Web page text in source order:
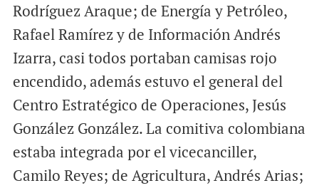
Rodríguez Araque; de Energía y Petróleo,
Rafael Ramírez y de Información Andrés
Izarra, casi todos portaban camisas rojo
encendido, además estuvo el general del
Centro Estratégico de Operaciones, Jesús
González González. La comitiva colombiana
estaba integrada por el vicecanciller,
Camilo Reyes; de Agricultura, Andrés Arias;